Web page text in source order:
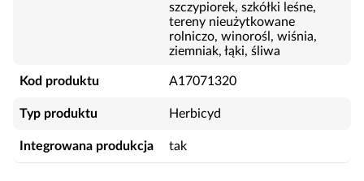
szczypiorek, szkółki leśne,
tereny nieużytkowane
rolniczo, winorośl, wiśnia,
ziemniak, łąki, śliwa
Kod produktu A17071320
Typ produktu Herbicyd
Integrowana produkcja tak